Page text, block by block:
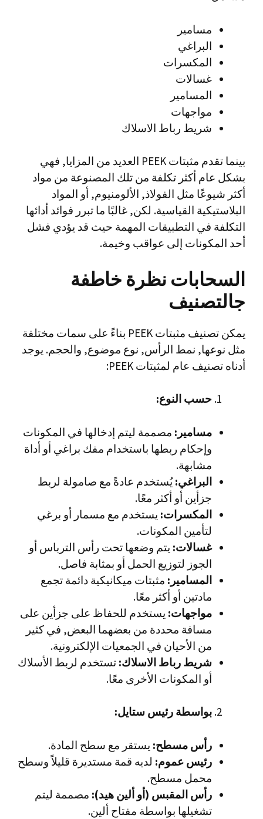
مسامير
البراغي
المكسرات
غسالات
المسامير
مواجهات
شريط رباط الاسلاك
بينما تقدم مثبتات PEEK العديد من المزايا, فهي
بشكل عام أكثر تكلفة من تلك المصنوعة من مواد
أكثر شيوعًا مثل الفولاذ, الألومنيوم, أو المواد
البلاستيكية القياسية. لكن, غالبًا ما تبرر فوائد أدائها
التكلفة في التطبيقات المهمة حيث قد يؤدي فشل
أحد المكونات إلى عواقب وخيمة.
السحابات نظرة خاطفة
جالتصنيف
يمكن تصنيف مثبتات PEEK بناءً على سمات مختلفة
مثل نوعها, نمط الرأس, نوع موضوع, والحجم. يوجد
أدناه تصنيف عام لمثبتات PEEK:
حسب النوع:
مسامير: مصممة ليتم إدخالها في المكونات
وإحكام ربطها باستخدام مفك براغي أو أداة
مشابهة.
البراغي:يُستخدم عادةً مع صامولة لربط
جزأين أو أكثر معًا.
المكسرات: يستخدم مع مسمار أو برغي
لتأمين المكونات.
غسالات: يتم وضعها تحت رأس الترباس أو
الجوز لتوزيع الحمل أو بمثابة فاصل.
المسامير: مثبتات ميكانيكية دائمة تجمع
مادتين أو أكثر معًا.
مواجهات: يستخدم للحفاظ على جزأين على
مسافة محددة من بعضهما البعض, في كثير
من الأحيان في الجمعيات الإلكترونية.
شريط رباط الاسلاك: تستخدم لربط الأسلاك
أو المكونات الأخرى معًا.
بواسطة رئيس ستايل:
رأس مسطح: يستقر مع سطح المادة.
رئيس عموم: لديه قمة مستديرة قليلاً وسطح
محمل مسطح.
رأس المقبس (أو ألين هيد): مصممة ليتم
تشغيلها بواسطة مفتاح ألين.